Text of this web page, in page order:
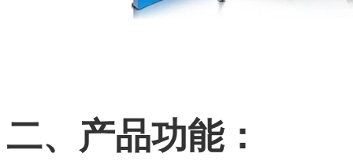
二、产品功能：